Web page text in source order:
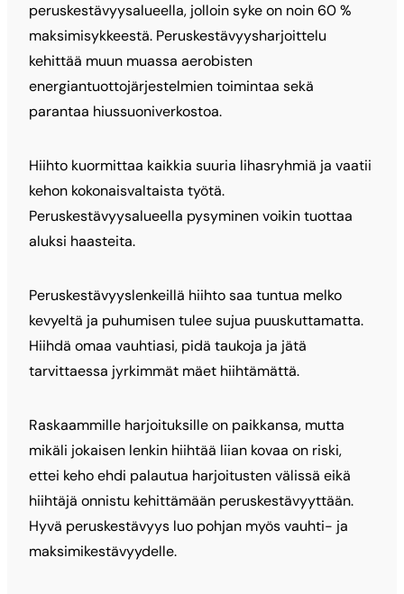
peruskestävyysalueella, jolloin syke on noin 60 %
maksimisykkeestä. Peruskestävyysharjoittelu
kehittää muun muassa aerobisten
energiantuottojärjestelmien toimintaa sekä
parantaa hiussuoniverkostoa.
Hiihto kuormittaa kaikkia suuria lihasryhmiä ja vaatii
kehon kokonaisvaltaista työtä.
Peruskestävyysalueella pysyminen voikin tuottaa
aluksi haasteita.
Peruskestävyyslenkeillä hiihto saa tuntua melko
kevyeltä ja puhumisen tulee sujua puuskuttamatta.
Hiihdä omaa vauhtiasi, pidä taukoja ja jätä
tarvittaessa jyrkimmät mäet hiihtämättä.
Raskaammille harjoituksille on paikkansa, mutta
mikäli jokaisen lenkin hiihtää liian kovaa on riski,
ettei keho ehdi palautua harjoitusten välissä eikä
hiihtäjä onnistu kehittämään peruskestävyyttään.
Hyvä peruskestävyys luo pohjan myös vauhti- ja
maksimikestävyydelle.